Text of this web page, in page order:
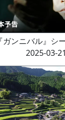
『ガンニバル』シ
2025-03-